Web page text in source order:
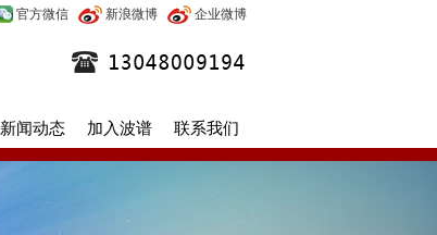
官方微信 新浪微博 企业微博
新闻动态 加入波谱 联系我们